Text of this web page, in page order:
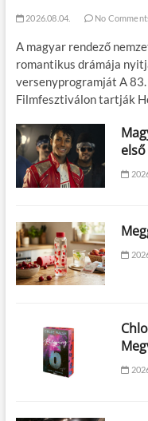
2026.08.04. No
A magyar rendező
romantikus drámája
versenyprogramját A
Filmfesztiválon tartják